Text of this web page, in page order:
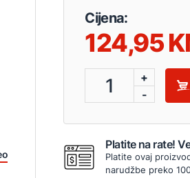
Cijena:
124,95
1
+
-
Platite na rate!
Platite ovaj
narudžbe preko